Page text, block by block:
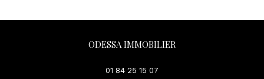
ODESSA IMMOBILIER
01 84 25 15 07